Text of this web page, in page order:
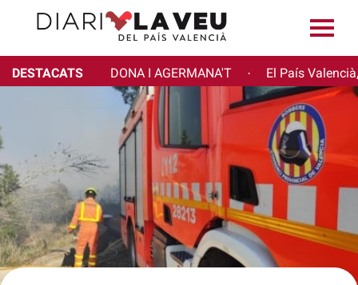
DESTACATS DONA I AGERMANA'T · El País